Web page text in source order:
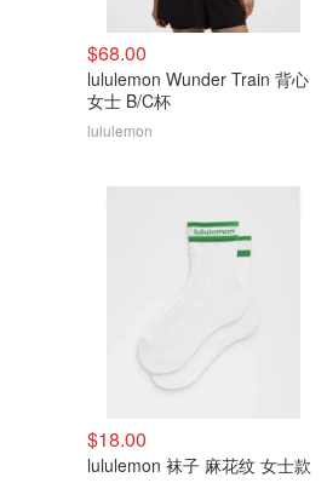
$68.00
lululemon Wunder Train 背心
女士 B/C杯
lululemon
$18.00
lululemon 袜子 麻花纹 女士款